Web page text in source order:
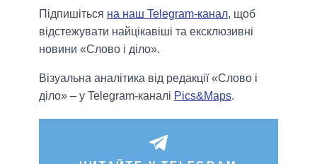
Підпишіться на наш Telegram-канал, щоб
відстежувати найцікавіші та ексклюзивні
новини «Слово і діло».
Візуальна аналітика від редакції «Слово і
діло» – у Telegram-каналі Pics&Maps.